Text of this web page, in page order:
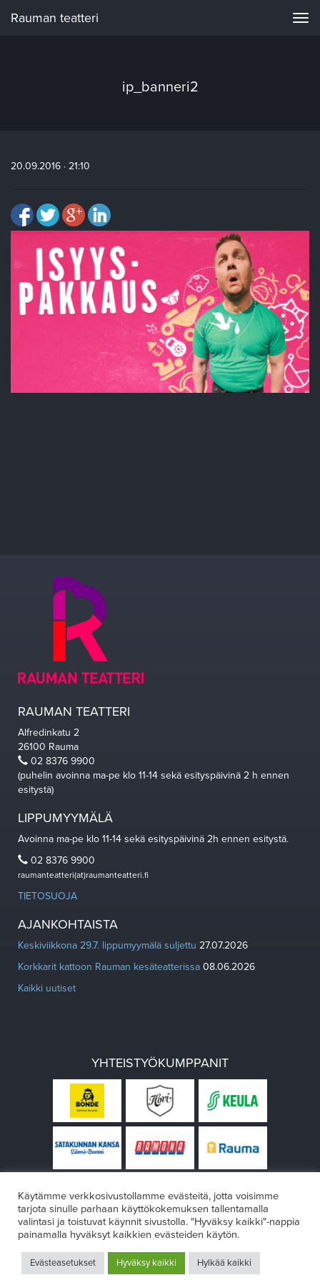
Rauman teatteri
ip_banneri2
20.09.2016 · 21:10
RAUMAN TEATTERI
Alfredinkatu 2
26100 Rauma
02 8376 9900
(puhelin avoinna ma-pe klo 11-14 sekä esityspäivinä 2 h ennen
esitystä)
LIPPUMYYMÄLÄ
Avoinna ma-pe klo 11-14 sekä esityspäivinä 2h ennen esitystä.
02 8376 9900
raumanteatteri(at)raumanteatteri.fi
TIETOSUOJA
AJANKOHTAISTA
Keskiviikkona 29.7. lippumyymälä suljettu 27.07.2026
Korkkarit kattoon Rauman kesäteatterissa 08.06.2026
Kaikki uutiset
YHTEISTYÖKUMPPANIT
Design:VÄRIKÄS
Käytämme verkkosivustollamme evästeitä, jotta voisimme
tarjota sinulle parhaan käyttökokemuksen tallentamalla
valintasi ja toistuvat käynnit sivustolla. "Hyväksy kaikki"-nappia
painamalla hyväksyt kaikkien evästeiden käytön.
Evästeasetukset Hyväksy kaikki Hylkää kaikki